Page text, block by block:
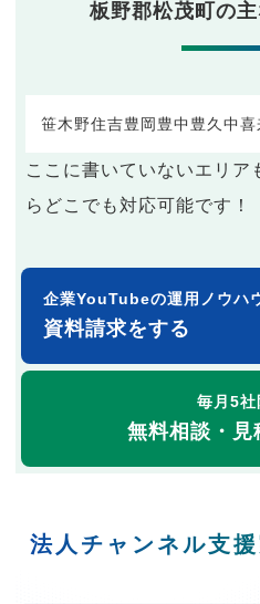
板野郡松茂町の
笹木野住吉豊岡豊中 豊久 中喜
ここに書いていないエリア
らどこでも対応可能です！
企業YouTubeの運用ノウハ
資料請求をする
毎月5社
無料相談・見
法人チャンネル支